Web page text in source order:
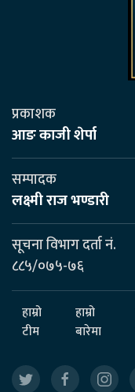
प्रकाशक
आङ काजी शेर्पा
सम्पादक
लक्ष्मी राज भण्डारी
सूचना विभाग दर्ता नं.
८८५/०७५-७६
हाम्रो
टीम
हाम्रो
बारेमा